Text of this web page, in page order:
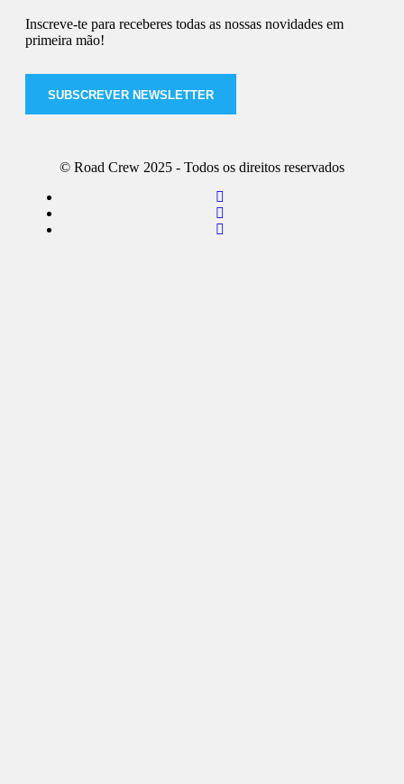
Inscreve-te para receberes todas as nossas novidades em
primeira mão!
SUBSCREVER NEWSLETTER
© Road Crew 2025 - Todos os direitos reservados